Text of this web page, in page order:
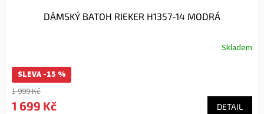
DÁMSKÝ BATOH RIEKER H1357-14 MODRÁ
Skladem
SLEVA -15 %
1 999 Kč
1 699 Kč DETAIL